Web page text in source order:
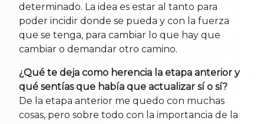
determinado. La idea es estar al tanto para
poder incidir donde se pueda y con la fuerza
que se tenga, para cambiar lo que hay que
cambiar o demandar otro camino.
¿Qué te deja como herencia la etapa anterior y
qué sentías que había que actualizar sí o sí?
De la etapa anterior me quedo con muchas
cosas, pero sobre todo con la importancia de la